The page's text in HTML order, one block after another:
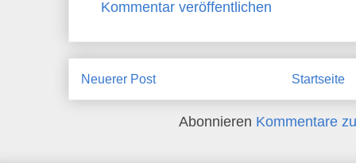
Kommentar veröffentlichen
Neuerer Post Startseite
Abonnieren Kommentare